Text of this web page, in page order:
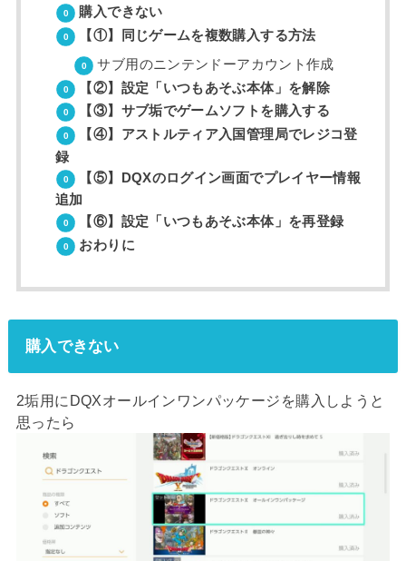
購入できない
【①】同じゲームを複数購入する方法
サブ用のニンテンドーアカウント作成
【②】設定「いつもあそぶ本体」を解除
【③】サブ垢でゲームソフトを購入する
【④】アストルティア入国管理局でレジコ登
録
【⑤】DQXのログイン画面でプレイヤー情報
追加
【⑥】設定「いつもあそぶ本体」を再登録
おわりに
購入できない
2垢用にDQXオールインワンパッケージを購入しようと
思ったら